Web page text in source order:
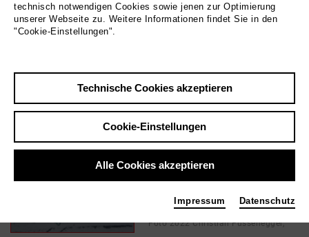
Zurück|Übersicht
In Filmen / Medien wie ...
Von Menschen, die auf
Bäume steigen | 2022
Musik
Foto 2022 Christian Fussenegger,
technisch notwendigen Cookies sowie jenen zur Optimierung
unserer Webseite zu. Weitere Informationen findet Sie in den
"Cookie-Einstellungen".
Technische Cookies akzeptieren
Cookie-Einstellungen
Alle Cookies akzeptieren
Impressum Datenschutz